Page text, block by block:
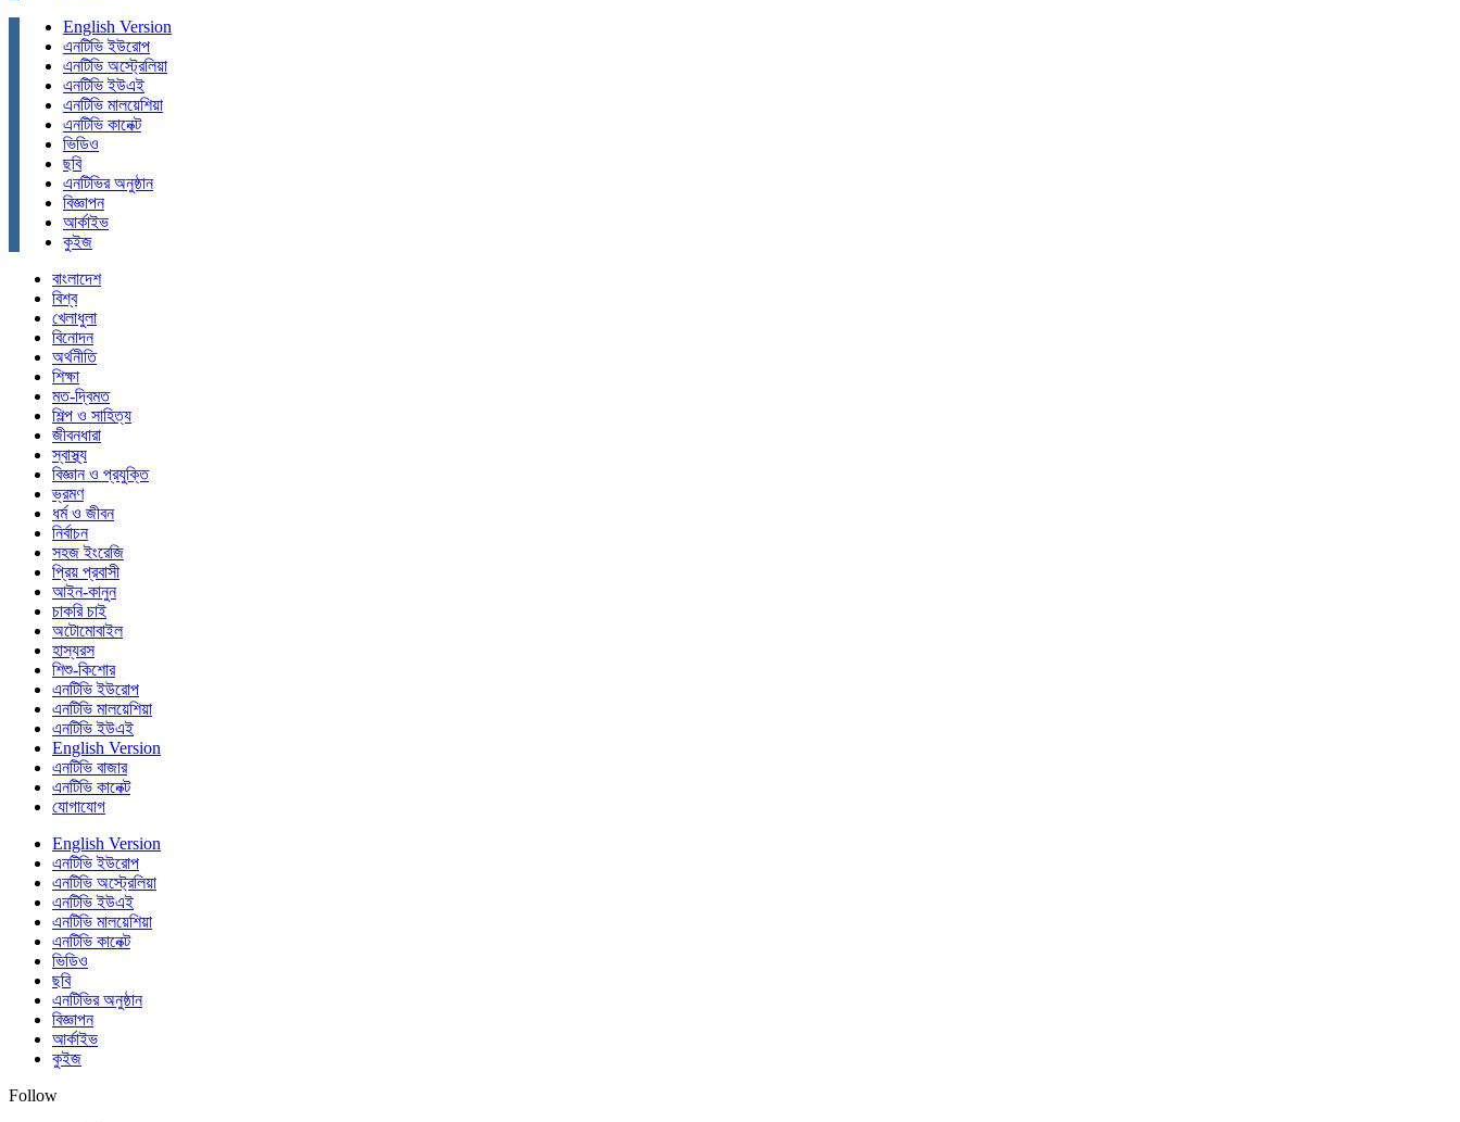
English Version
এনটিভি ইউরোপ
এনটিভি অস্ট্রেলিয়া
এনটিভি ইউএই
এনটিভি মালয়েশিয়া
এনটিভি কানেক্ট
ভিডিও
ছবি
এনটিভির অনুষ্ঠান
বিজ্ঞাপন
আর্কাইভ
কুইজ
বাংলাদেশ
বিশ্ব
খেলাধুলা
বিনোদন
অর্থনীতি
শিক্ষা
মত-দ্বিমত
শিল্প ও সাহিত্য
জীবনধারা
স্বাস্থ্য
বিজ্ঞান ও প্রযুক্তি
ভ্রমণ
ধর্ম ও জীবন
নির্বাচন
সহজ ইংরেজি
প্রিয় প্রবাসী
আইন-কানুন
চাকরি চাই
অটোমোবাইল
হাস্যরস
শিশু-কিশোর
এনটিভি ইউরোপ
এনটিভি মালয়েশিয়া
এনটিভি ইউএই
English Version
এনটিভি বাজার
এনটিভি কানেক্ট
যোগাযোগ
English Version
এনটিভি ইউরোপ
এনটিভি অস্ট্রেলিয়া
এনটিভি ইউএই
এনটিভি মালয়েশিয়া
এনটিভি কানেক্ট
ভিডিও
ছবি
এনটিভির অনুষ্ঠান
বিজ্ঞাপন
আর্কাইভ
কুইজ
Follow